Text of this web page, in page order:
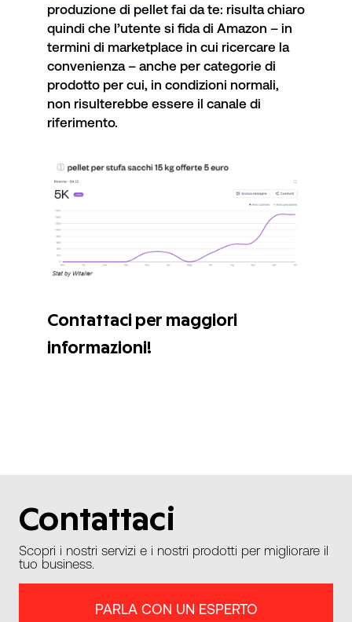
produzione di pellet fai da te: risulta chiaro
quindi che l’utente si fida di Amazon – in
termini di marketplace in cui ricercare la
convenienza – anche per categorie di
prodotto per cui, in condizioni normali,
non risulterebbe essere il canale di
riferimento.
Contattaci per maggiori
informazioni!
Contattaci
Scopri i nostri servizi e i nostri prodotti per migliorare il
tuo business.
PARLA CON UN ESPERTO